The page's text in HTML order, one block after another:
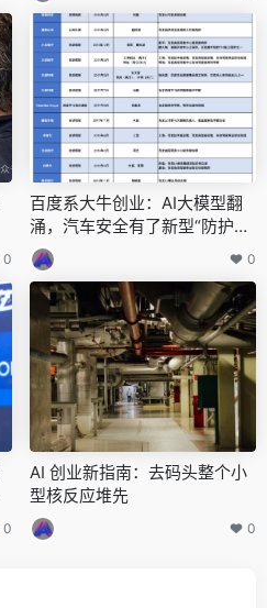
0
百度系大牛创业：AI大模型翻
涌，汽车安全有了新型“防护
罩”
0
0
AI 创业新指南：去码头整个小
型核反应堆先
0